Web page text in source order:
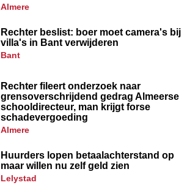
almere
Rechter beslist: boer moet camera's bij
villa's in Bant verwijderen
bant
Rechter fileert onderzoek naar
grensoverschrijdend gedrag Almeerse
schooldirecteur, man krijgt forse
schadevergoeding
almere
Huurders lopen betaalachterstand op
maar willen nu zelf geld zien
lelystad